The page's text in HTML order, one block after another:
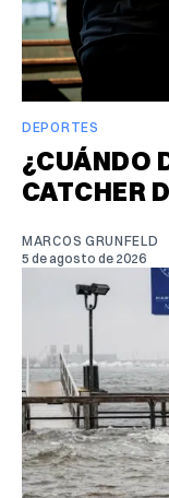
DEPORTES
¿CUÁNDO
CATCHER
MARCOS GRUNFELD
5 de agosto de 2026